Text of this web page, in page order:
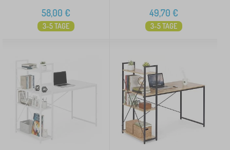
58,00 €
3-5 TAGE
49,70 €
3-5 TAGE